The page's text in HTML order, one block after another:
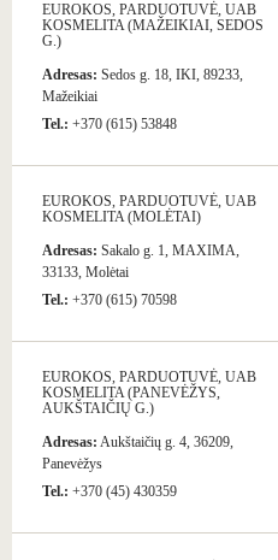
EUROKOS, PARDUOTUVĖ, UAB
KOSMELITA (MAŽEIKIAI, SEDOS
G.)
Adresas: Sedos g. 18, IKI, 89233,
Mažeikiai
Tel.: +370 (615) 53848
EUROKOS, PARDUOTUVĖ, UAB
KOSMELITA (MOLĖTAI)
Adresas: Sakalo g. 1, MAXIMA,
33133, Molėtai
Tel.: +370 (615) 70598
EUROKOS, PARDUOTUVĖ, UAB
KOSMELITA (PANEVĖŽYS,
AUKŠTAIČIŲ G.)
Adresas: Aukštaičių g. 4, 36209,
Panevėžys
Tel.: +370 (45) 430359